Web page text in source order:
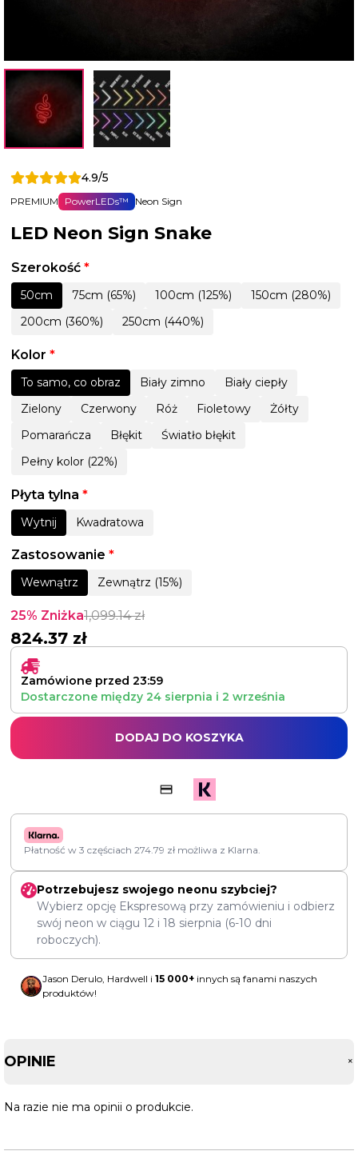
4.9/5
PREMIUM PowerLEDs™ Neon Sign
LED Neon Sign Snake
Szerokość *
50cm 75cm (65%) 100cm (125%)
150cm (280%)
200cm (360%)
250cm (440%)
Kolor *
To samo, co obraz Biały zimno
Biały ciepły
Zielony
Czerwony Róż Fioletowy
Żółty
Pomarańcza
Błękit
Światło błękit
Pełny kolor (22%)
Płyta tylna *
Wytnij Kwadratowa
Zastosowanie *
Wewnątrz Zewnątrz (15%)
25% Zniżka1,099.14zł
824.37 zł
Zamówione przed 23:59
Dostarczone między 24 sierpnia i 2 września
DODAJ DO KOSZYKA
Płatność w 3 częściach 274.79 zł możliwa z Klarna.
Potrzebujesz swojego neonu szybciej?
Wybierz opcję Ekspresową przy zamówieniu i odbierz
swój neon w ciągu 12 i 18 sierpnia (6-10 dni
roboczych).
Jason Derulo, Hardwell i 15 000+ innych są fanami naszych
produktów!
OPINIE +
Na razie nie ma opinii o produkcie.